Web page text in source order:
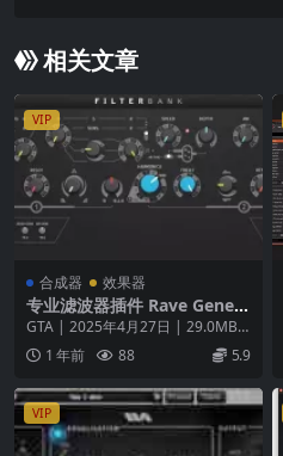
相关文章
VIP
合成器 效果器
专业滤波器插件 Rave Genera
tion Filterbank v1.0.2 WIN
MAC
GTA | 2025年4月27日 | 29.0MB
欢迎来到 Rave Gene...
1 年前 88 5.9
VIP